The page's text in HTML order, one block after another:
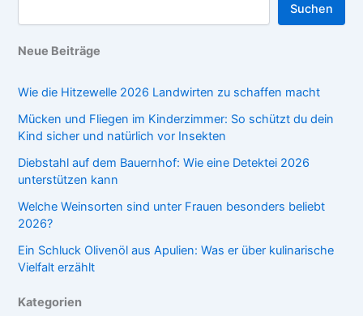
Suchen
Neue Beiträge
Wie die Hitzewelle 2026 Landwirten zu schaffen macht
Mücken und Fliegen im Kinderzimmer: So schützt du dein
Kind sicher und natürlich vor Insekten
Diebstahl auf dem Bauernhof: Wie eine Detektei 2026
unterstützen kann
Welche Weinsorten sind unter Frauen besonders beliebt
2026?
Ein Schluck Olivenöl aus Apulien: Was er über kulinarische
Vielfalt erzählt
Kategorien